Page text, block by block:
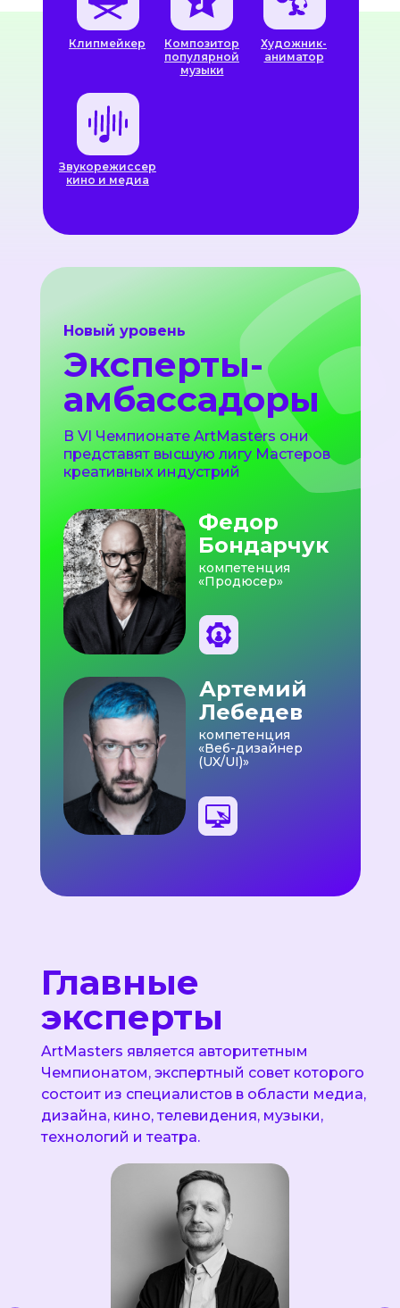
Звукорежиссер
кино и медиа
Клипмейкер
Композитор
популярной
музыки
Художник-
аниматор
Новый уровень
Эксперты-
амбассадоры
компетенция
«Веб-дизайнер
(UX/UI)»
Артемий
Лебедев
компетенция
«Продюсер»
Федор
Бондарчук
В VI Чемпионате ArtMasters они
представят высшую лигу Мастеров
креативных индустрий
Главные
эксперты
ArtMasters является авторитетным
Чемпионатом, экспертный совет которого
состоит из специалистов в области медиа,
дизайна, кино, телевидения, музыки,
технологий и театра.